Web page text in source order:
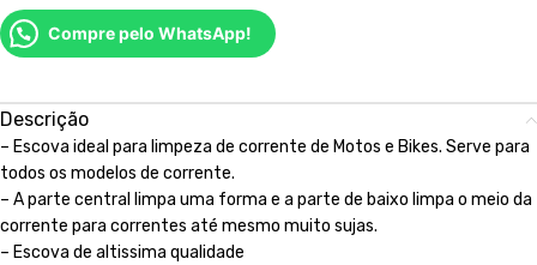
Compre pelo WhatsApp!
Descrição
– Escova ideal para limpeza de corrente de Motos e Bikes. Serve para
todos os modelos de corrente.
– A parte central limpa uma forma e a parte de baixo limpa o meio da
corrente para correntes até mesmo muito sujas.
– Escova de altissima qualidade